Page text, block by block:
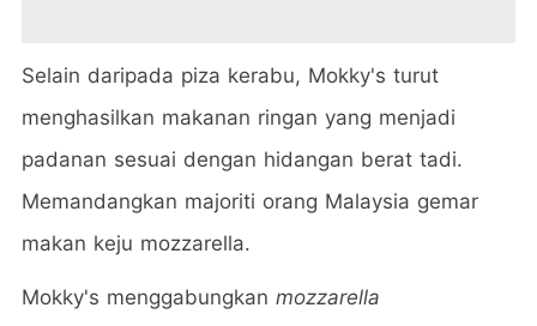
Selain daripada piza kerabu, Mokky's turut
menghasilkan makanan ringan yang menjadi
padanan sesuai dengan hidangan berat tadi.
Memandangkan majoriti orang Malaysia gemar
makan keju mozzarella.
Mokky's menggabungkan mozzarella